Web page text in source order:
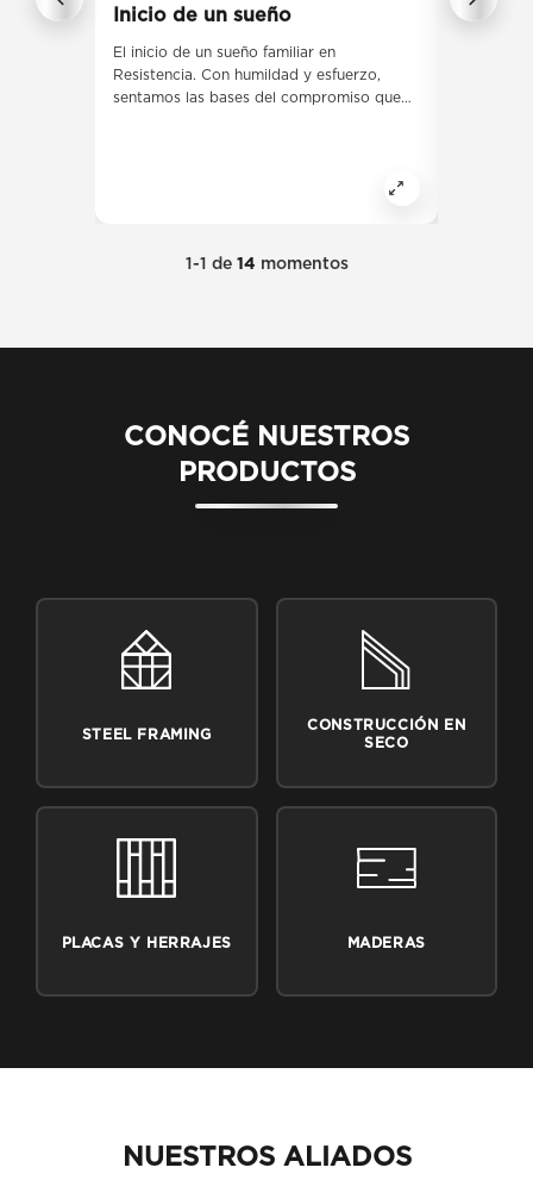
Inicio de un sueño
El inicio de un sueño familiar en
Resistencia. Con humildad y esfuerzo,
sentamos las bases del compromiso que
1-1 de 14 momentos
CONOCÉ NUESTROS
PRODUCTOS
STEEL FRAMING
CONSTRUCCIÓN EN
SECO
PLACAS Y HERRAJES MADERAS
NUESTROS ALIADOS